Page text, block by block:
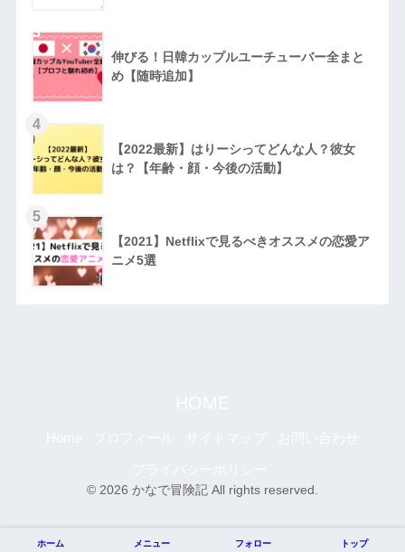
3
伸びる！日韓カップルユーチューバー全まと
め【随時追加】
4
【2022最新】はりーシってどんな人？彼女
は？【年齢・顔・今後の活動】
5
【2021】Netflixで見るべきオススメの恋愛ア
ニメ5選
© 2026 かなで冒険記 All rights reserved.
ホーム メニュー フォロー トップ